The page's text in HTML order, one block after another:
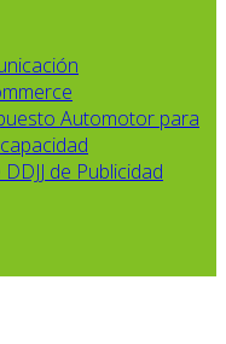
Automotor para
de Publicidad